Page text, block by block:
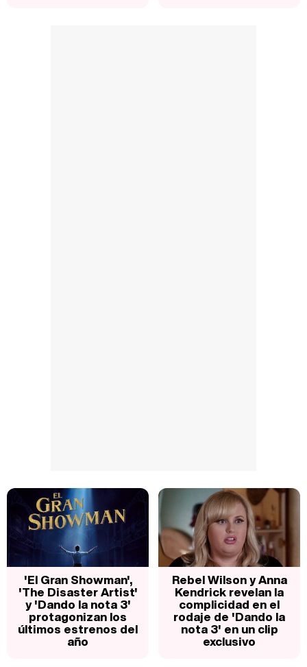
'El Gran Showman',
'The Disaster Artist'
y 'Dando la nota 3'
protagonizan los
últimos estrenos del
año
Rebel Wilson y Anna
Kendrick revelan la
complicidad en el
rodaje de 'Dando la
nota 3' en un clip
exclusivo